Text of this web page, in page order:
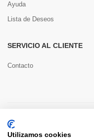
Ayuda
Lista de Deseos
SERVICIO AL CLIENTE
Contacto
Utilizamos cookies